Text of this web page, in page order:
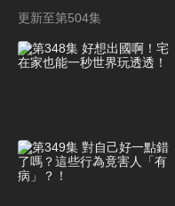
更新至第504集